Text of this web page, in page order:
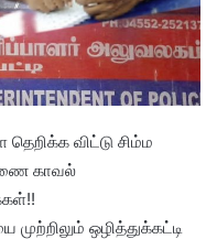
விட்டு சிம்ம
காவல்
ஒழித்துக்கட்டி